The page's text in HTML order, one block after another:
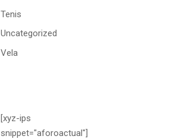
Tenis
Uncategorized
Vela
[xyz-ips
snippet="aforoactual"]